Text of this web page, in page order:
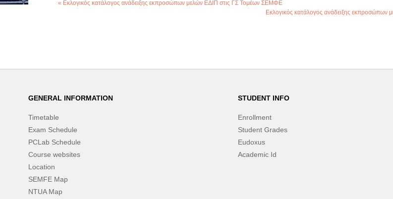
« Εκλογικός κατάλογος ανάδειξης εκπροσώπων μελών ΕΔΙΠ στις ΓΣ Τομέων ΣΕΜΦΕ
Εκλογικός κατάλογος ανάδειξης
GENERAL INFORMATION
Timetable
Exam Schedule
PCLab Schedule
Course websites
Location
SEMFE Map
NTUA Map
STUDENT INFO
Enrollment
Student Grades
Eudoxus
Academic Id